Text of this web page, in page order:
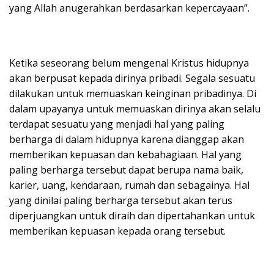
yang Allah anugerahkan berdasarkan kepercayaan”.
Ketika seseorang belum mengenal Kristus hidupnya
akan berpusat kepada dirinya pribadi. Segala sesuatu
dilakukan untuk memuaskan keinginan pribadinya. Di
dalam upayanya untuk memuaskan dirinya akan selalu
terdapat sesuatu yang menjadi hal yang paling
berharga di dalam hidupnya karena dianggap akan
memberikan kepuasan dan kebahagiaan. Hal yang
paling berharga tersebut dapat berupa nama baik,
karier, uang, kendaraan, rumah dan sebagainya. Hal
yang dinilai paling berharga tersebut akan terus
diperjuangkan untuk diraih dan dipertahankan untuk
memberikan kepuasan kepada orang tersebut.